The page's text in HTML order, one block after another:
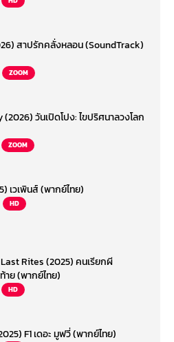
สาปรักคลั่งหลอน (SoundTrack)
ZOOM
วันเปิดโปง: ไขปริศนาลวงโลก
ZOOM
เวเพินส์ (พากย์ไทย)
HD
Rites (2025) คนเรียกผี
ย (พากย์ไทย)
HD
F1 เดอะ มูฟวี่ (พากย์ไทย)